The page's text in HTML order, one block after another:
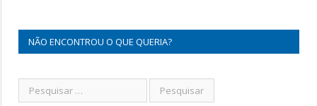
NÃO ENCONTROU O QUE QUERIA?